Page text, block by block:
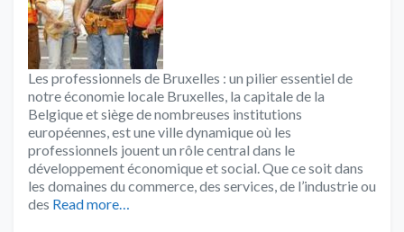
Les professionnels de Bruxelles : un pilier essentiel de
notre économie locale Bruxelles, la capitale de la
Belgique et siège de nombreuses institutions
européennes, est une ville dynamique où les
professionnels jouent un rôle central dans le
développement économique et social. Que ce soit dans
les domaines du commerce, des services, de l’industrie ou
des Read more…